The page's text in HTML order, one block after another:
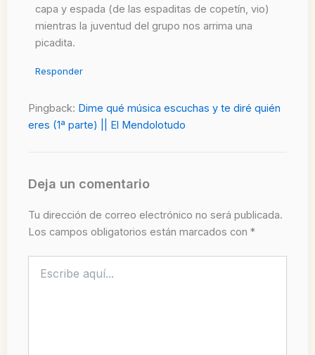
capa y espada (de las espaditas de copetín, vio)
mientras la juventud del grupo nos arrima una
picadita.
Responder
Pingback: Dime qué música escuchas y te diré quién
eres (1ª parte) || El Mendolotudo
Deja un comentario
Tu dirección de correo electrónico no será publicada.
Los campos obligatorios están marcados con *
aquí...